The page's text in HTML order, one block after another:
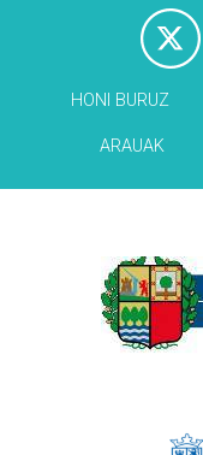
HONI BURUZ
ARAUAK